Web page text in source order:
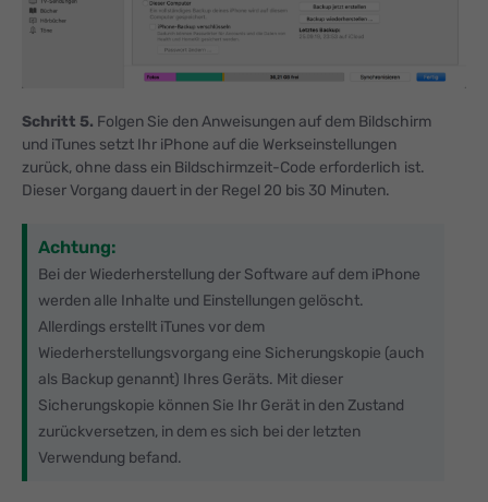
Schritt 5. Folgen Sie den Anweisungen auf dem Bildschirm
und iTunes setzt Ihr iPhone auf die Werkseinstellungen
zurück, ohne dass ein Bildschirmzeit-Code erforderlich ist.
Dieser Vorgang dauert in der Regel 20 bis 30 Minuten.
Achtung:
Bei der Wiederherstellung der Software auf dem iPhone
werden alle Inhalte und Einstellungen gelöscht.
Allerdings erstellt iTunes vor dem
Wiederherstellungsvorgang eine Sicherungskopie (auch
als Backup genannt) Ihres Geräts. Mit dieser
Sicherungskopie können Sie Ihr Gerät in den Zustand
zurückversetzen, in dem es sich bei der letzten
Verwendung befand.